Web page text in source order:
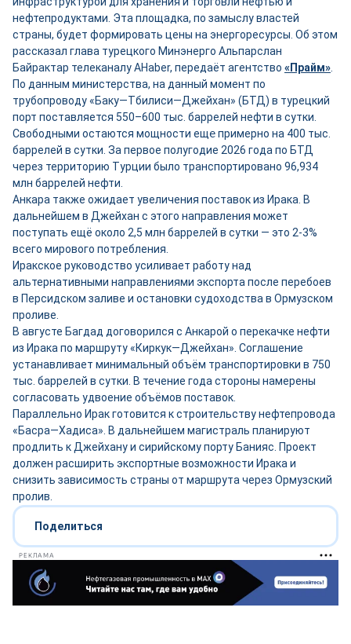
нефтепродуктами. Эта площадка, по замыслу властей
страны, будет формировать цены на энергоресурсы. Об этом
рассказал глава турецкого Минэнерго Альпарслан
Байрактар телеканалу AHaber, передаёт агентство «Прайм»
По данным министерства, на данный момент по
трубопроводу «Баку—Тбилиси—Джейхан» (БТД) в турецкий
порт поставляется 550–600 тыс. баррелей нефти в сутки.
Свободными остаются мощности ещепримерно на 400 тыс.
баррелей в сутки. За первое полугодие 2026 года по БТД
через территорию Турции было транспортировано 96,934
млн баррелей нефти.
Анкара также ожидает увеличения поставок из Ирака. В
дальнейшем в Джейхан с этого направления может
поступать ещё около 2,5 млн баррелей в сутки — это 2-3%
всего мирового потребления.
Иракское руководство усиливает работу над
альтернативными направлениями экспорта после перебоев
в Персидском заливе и остановки судоходства в Ормузском
проливе.
В августе Багдад договорился с Анкарой о перекачке нефти
из Ирака по маршруту «Киркук—Джейхан». Соглашение
устанавливает минимальный объём транспортировки в 750
тыс. баррелей в сутки. В течение года стороны намерены
согласовать удвоение объёмов поставок.
Параллельно Ирак готовится к строительству нефтепровода
«Басра—Хадиса». В дальнейшем магистраль планируют
продлить к Джейхану и сирийскому порту Банияс. Проект
должен расширить экспортные возможности Ирака и
снизить зависимость страны от маршрута через Ормузский
пролив.
Поделиться
РЕКЛАМА